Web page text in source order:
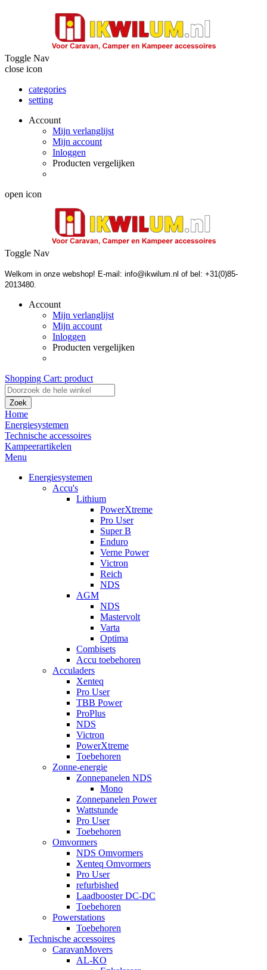
Toggle Nav
close icon
categories
setting
Account
Mijn verlanglijst
Mijn account
Inloggen
Producten vergelijken
open icon
Toggle Nav
Welkom in onze webshop! E-mail: info@ikwilum.nl of bel: +31(0)85-
2013480.
Account
Mijn verlanglijst
Mijn account
Inloggen
Producten vergelijken
Shopping Cart: product
Zoek
Home
Energiesystemen
Technische accessoires
Kampeerartikelen
Menu
Energiesystemen
Accu's
Lithium
PowerXtreme
Pro User
Super B
Enduro
Verne Power
Victron
Reich
NDS
AGM
NDS
Mastervolt
Varta
Optima
Combisets
Accu toebehoren
Acculaders
Xenteq
Pro User
TBB Power
ProPlus
NDS
Victron
PowerXtreme
Toebehoren
Zonne-energie
Zonnepanelen NDS
Mono
Zonnepanelen Power
Wattstunde
Pro User
Toebehoren
Omvormers
NDS Omvormers
Xenteq Omvormers
Pro User
refurbished
Laadbooster DC-DC
Toebehoren
Powerstations
Toebehoren
Technische accessoires
CaravanMovers
AL-KO